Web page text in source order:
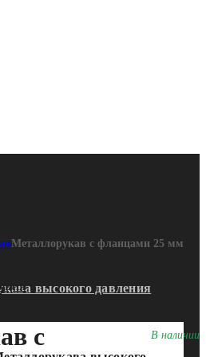
высокого давления
судовые
Металлорукав с фланцами 25 мм
В наличии
с